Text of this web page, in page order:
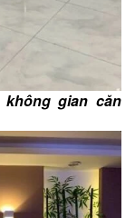
gian căn